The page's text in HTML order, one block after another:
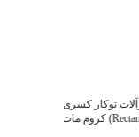
شیرآلات توکار کسری سری دامون فلت Damoon